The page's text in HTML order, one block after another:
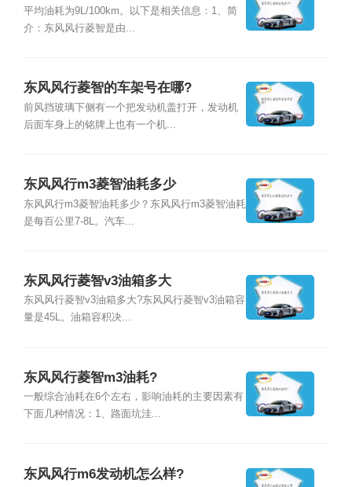
平均油耗为9L/100km。以下是相关信息：1、简
介：东风风行菱智是由...
东风风行菱智的车架号在哪?
前风挡玻璃下侧有一个把发动机盖打开，发动机
后面车身上的铭牌上也有一个机...
东风风行m3菱智油耗多少
东风风行m3菱智油耗多少？东风风行m3菱智油耗
是每百公里7-8L。汽车...
东风风行菱智v3油箱多大
东风风行菱智v3油箱多大?东风风行菱智v3油箱容
量是45L。油箱容积决...
东风风行菱智m3油耗?
一般综合油耗在6个左右，影响油耗的主要因素有
下面几种情况：1、路面坑洼...
东风风行m6发动机怎么样?